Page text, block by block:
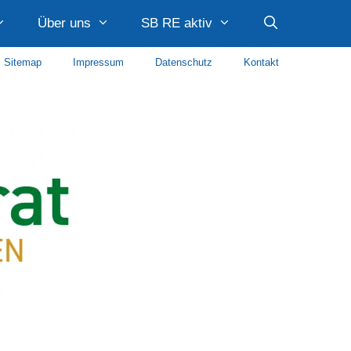
Über uns
Diakonie im Kirchenkreis Recklinghausen
AWO Paulusquartier
Quartier Hillerheide Caritas
SB RE aktiv
Sitemap Impressum Datenschutz Kontakt